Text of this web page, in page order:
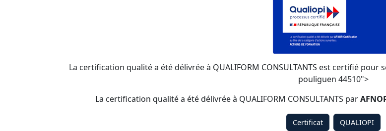
La certification qualité a été délivrée à QUALIFORM CONSULTANTS est certifié
pouliguen 44510">
La certification qualité a été délivrée à QUALIFORM CONSULTANTS par
Certificat QUALIOPI